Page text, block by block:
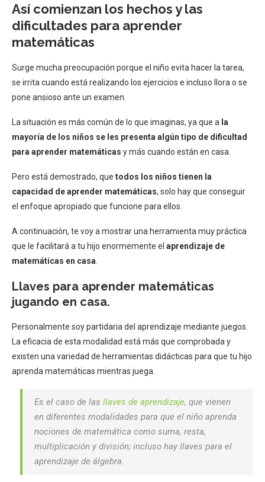
Así comienzan los hechos y las
dificultades para aprender
matemáticas
Surge mucha preocupación porque el niño evita hacer la tarea,
se irrita cuando está realizando los ejercicios e incluso llora o se
pone ansioso ante un examen.
La situación es más común de lo que imaginas, ya que a la
mayoría de los niños se les presenta algún tipo de dificultad
para aprender matemáticas y más cuando están en casa.
Pero está demostrado, que todos los niños tienen la
capacidad de aprender matemáticas, solo hay que conseguir
el enfoque apropiado que funcione para ellos.
A continuación, te voy a mostrar una herramienta muy práctica
que le facilitará a tu hijo enormemente el aprendizaje de
matemáticas en casa
Llaves para aprender matemáticas
jugando en casa.
Personalmente soy partidaria del aprendizaje mediante juegos.
La eficacia de esta modalidad está más que comprobada y
existen una variedad de herramientas didácticas para que tu hijo
aprenda matemáticas mientras juega.
Es el caso de las llaves de aprendizaje, que vienen
en diferentes modalidades para que el niño aprenda
nociones de matemática como suma, resta,
multiplicación y división; incluso hay llaves para el
aprendizaje de álgebra.